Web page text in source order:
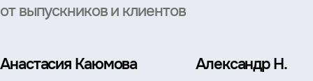
от выпускников и клиентов
Анастасия Каюмова Александр Н.